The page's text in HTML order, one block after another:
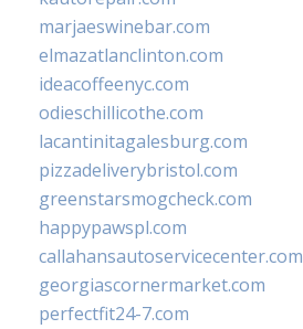
marjaeswinebar.com
elmazatlanclinton.com
ideacoffeenyc.com
odieschillicothe.com
lacantinitagalesburg.com
pizzadeliverybristol.com
greenstarsmogcheck.com
happypawspl.com
callahansautoservicecenter.com
georgiascornermarket.com
perfectfit24-7.com